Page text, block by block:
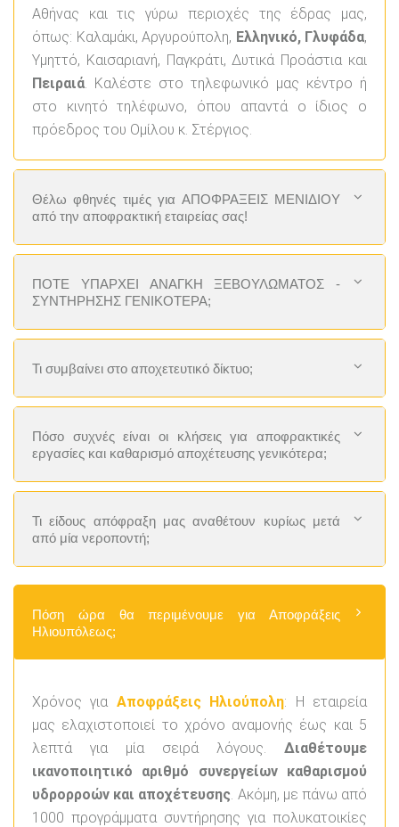
Αθήνας και τις γύρω περιοχές της έδρας μας,
όπως: Καλαμάκι, Αργυρούπολη, Ελληνικό, Γλυφάδα,
Υμηττό, Καισαριανή, Παγκράτι, Δυτικά Προάστια και
Πειραιά . Καλέστε στο τηλεφωνικό μας κέντρο ή
στο κινητό τηλέφωνο, όπου απαντά ο ίδιος ο
πρόεδρος του Ομίλου κ. Στέργιος.
Θέλω φθηνές τιμές για ΑΠΟΦΡΑΞΕΙΣ ΜΕΝΙΔΙΟΥ
από την αποφρακτική εταιρείας σας!
ΠΟΤΕ ΥΠΑΡΧΕΙ ΑΝΑΓΚΗ ΞΕΒΟΥΛΩΜΑΤΟΣ -
ΣΥΝΤΗΡΗΣΗΣ ΓΕΝΙΚΟΤΕΡΑ;
Τι συμβαίνει στο αποχετευτικό δίκτυο;
Πόσο συχνές είναι οι κλήσεις για αποφρακτικές
εργασίες και καθαρισμό αποχέτευσης γενικότερα;
Τι είδους απόφραξη μας αναθέτουν κυρίως μετά
από μία νεροποντή;
Πόση ώρα θα περιμένουμε για Αποφράξεις
Ηλιουπόλεως;
Χρόνος για Αποφράξεις Ηλιούπολη: Η εταιρεία
μας ελαχιστοποιεί το χρόνο αναμονής έως και 5
λεπτά για μία σειρά λόγους. Διαθέτουμε
ικανοποιητικό αριθμό συνεργείων καθαρισμού
υδρορροών και αποχέτευσης . Ακόμη, με πάνω από
1000 προγράμματα συντήρησης για πολυκατοικίες